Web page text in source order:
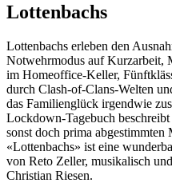
Lottenbachs
Lottenbachs erleben den
Notwehrmodus auf Kurzarbeit,
im Homeoffice-Keller,
durch Clash-of-Clans-Welten
das Familienglück irgendwie
Lockdown-Tagebuch
sonst doch prima
«Lottenbachs» ist eine
von Reto Zeller, musikalisch
Christian Riesen.